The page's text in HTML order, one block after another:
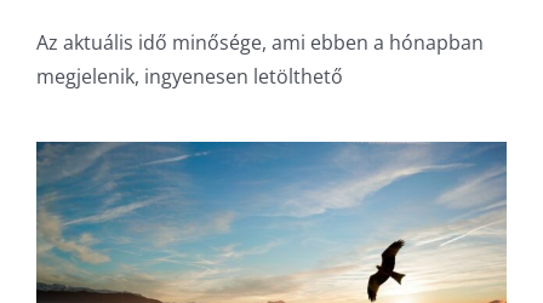
Az aktuális idő minősége, ami ebben a hónapban
megjelenik, ingyenesen letölthető